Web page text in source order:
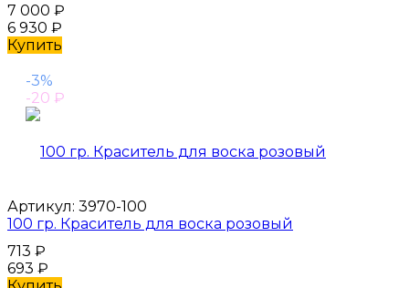
7 000 ₽
6 930 ₽
Купить
-3%
-20 ₽
Артикул: 3970-100
100 гр. Краситель для воска розовый
713 ₽
693 ₽